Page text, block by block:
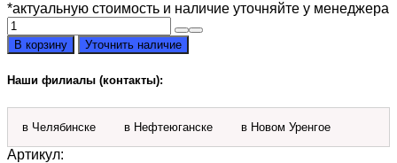
*актуальную стоимость и наличие уточняйте у менеджера
Количество
товара
Прибор
безопасности
в
сборе
ОГМ-240-
31
В корзину Уточнить наличие
Наши филиалы (контакты):
в Челябинске в Нефтеюганске в Новом Уренгое
Артикул: